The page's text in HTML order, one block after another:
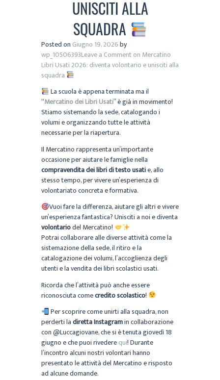
UNISCITI ALLA
SQUADRA
Posted on Giugno 19, 2026by
wp_10506393Leave a Comment on Mercatino
Libri Usati 2026: diventa volontario e unisciti alla
squadra
La scuola è appena terminata ma il
“Mercatino dei Libri Usati” è già in movimento!
Stiamo sistemando la sede, catalogando i
volumi e organizzando tutte le attività
necessarie per la riapertura.
Il Mercatino rappresenta un’importante
occasione per aiutare le famiglie nella
compravendita dei libri di testo usatie, allo
stesso tempo, per vivere un’esperienza di
volontariato concreta e formativa.
Vuoi fare la differenza, aiutare gli altri e vivere
un’esperienza fantastica? Unisciti a noi e diventa
volontariodel Mercatino!
Potrai collaborare alle diverse attività come la
sistemazione della sede, il ritiro e la
catalogazione dei volumi, l’accoglienza degli
utenti e la vendita dei libri scolastici usati.
Ricorda che l’attività può anche essere
riconosciuta comecredito scolastico!
Per scoprire come unirti alla squadra, non
perderti ladiretta Instagramin collaborazione
con @Luccagiovane, che si è tenuta giovedì 18
giugno e che puoi rivederequi! Durante
l’incontro alcuni nostri volontari hanno
presentato le attività del Mercatino e risposto
ad alcune domande.